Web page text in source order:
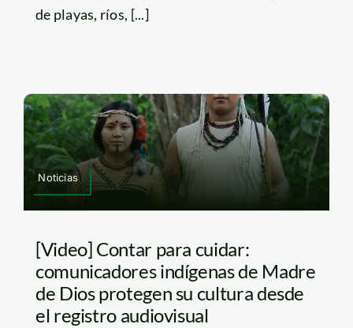
de playas, ríos, [...]
Noticias
[Video] Contar para cuidar:
comunicadores indígenas de Madre
de Dios protegen su cultura desde
el registro audiovisual